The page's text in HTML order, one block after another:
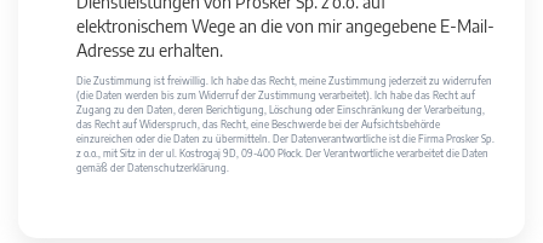
elektronischem Wege an die von mir angegebene E-Mail-
Adresse zu erhalten.
Die Zustimmung ist freiwillig. Ich habe das Recht, meine Zustimmung jederzeit zu widerrufen
(die Daten werden bis zum Widerruf der Zustimmung verarbeitet). Ich habe das Recht auf
Zugang zu den Daten, deren Berichtigung, Löschung oder Einschränkung der Verarbeitung,
das Recht auf Widerspruch, das Recht, eine Beschwerde bei der Aufsichtsbehörde
einzureichen oder die Daten zu übermitteln. Der Datenverantwortliche ist die Firma Prosker Sp.
z o.o., mit Sitz in der ul. Kostrogaj 9D, 09-400 Płock. Der Verantwortliche verarbeitet die Daten
gemäß der Datenschutzerklärung.